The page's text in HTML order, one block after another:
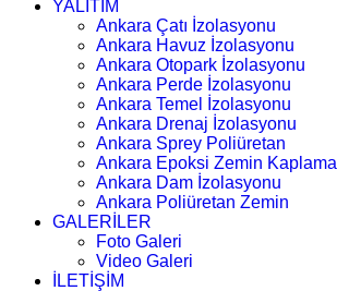
YALITIM
Ankara Çatı İzolasyonu
Ankara Havuz İzolasyonu
Ankara Otopark İzolasyonu
Ankara Perde İzolasyonu
Ankara Temel İzolasyonu
Ankara Drenaj İzolasyonu
Ankara Sprey Poliüretan
Ankara Epoksi Zemin Kaplama
Ankara Dam İzolasyonu
Ankara Poliüretan Zemin
GALERİLER
Foto Galeri
Video Galeri
İLETİŞİM